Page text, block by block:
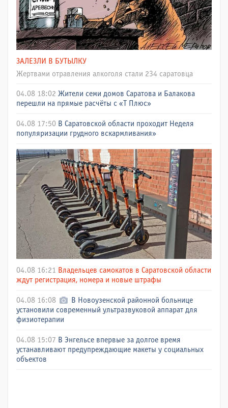
ЗАЛЕЗЛИ В БУТЫЛКУ
Жертвами отравления алкоголя стали 234 саратовца
04.08 18:02 Жители семи домов Саратова и Балакова
перешли на прямые расчёты с «Т Плюс»
04.08 17:50 В Саратовской области проходит Неделя
популяризации грудного вскармливания»
04.08 16:21 Владельцев самокатов в Саратовской области
ждут регистрация, номера и новые штрафы
04.08 16:08
В Новоузенской районной больнице
установили современный ультразвуковой аппарат для
физиотерапии
04.08 15:07 В Энгельсе впервые за долгое время
устанавливают предупреждающие макеты у социальных
объектов